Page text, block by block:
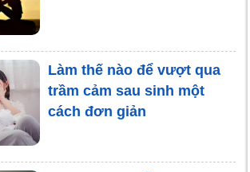
Làm thế nào để vượt qua
trầm cảm sau sinh một
cách đơn giản